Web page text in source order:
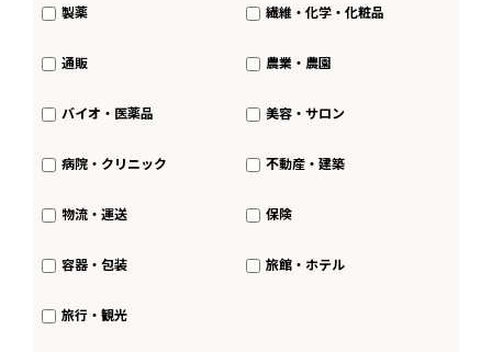
製薬 繊維・化学・化粧品
通販 農業・農園
バイオ・医薬品 美容・サロン
病院・クリニック 不動産・建築
物流・運送 保険
容器・包装 旅館・ホテル
旅行・観光